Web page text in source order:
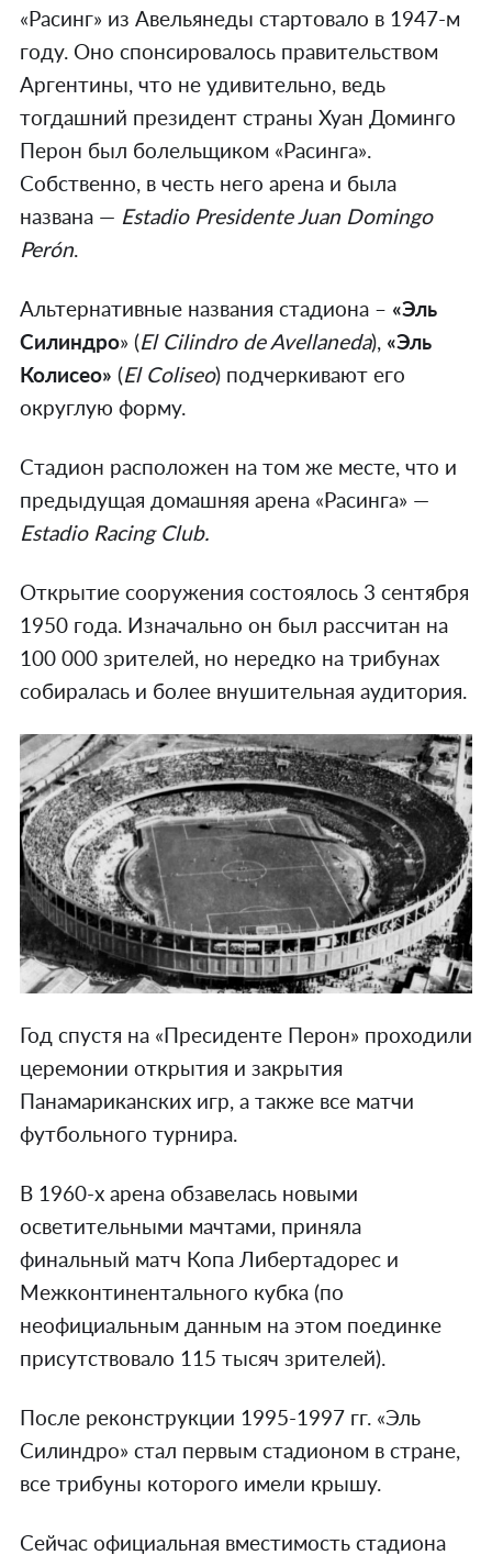
«Расинг» из Авельянеды стартовало в 1947-м
году. Оно спонсировалось правительством
Аргентины, что не удивительно, ведь
тогдашний президент страны Хуан Доминго
Перон был болельщиком «Расинга».
Собственно, в честь него арена и была
названа — Estadio Presidente Juan Domingo
Perón.
Альтернативные названия стадиона – «Эль
Силиндро» (El Cilindro de Avellaneda), «Эль
Колисео» (El Coliseo) подчеркивают его
округлую форму.
Стадион расположен на том же месте, что и
предыдущая домашняя арена «Расинга» —
Estadio Racing Club.
Открытие сооружения состоялось 3 сентября
1950 года. Изначально он был рассчитан на
100 000 зрителей, но нередко на трибунах
собиралась и более внушительная аудитория.
Год спустя на «Пресиденте Перон» проходили
церемонии открытия и закрытия
Панамариканских игр, а также все матчи
футбольного турнира.
В 1960-х арена обзавелась новыми
осветительными мачтами, приняла
финальный матч Копа Либертадорес и
Межконтинентального кубка (по
неофициальным данным на этом поединке
присутствовало 115 тысяч зрителей).
После реконструкции 1995-1997 гг. «Эль
Силиндро» стал первым стадионом в стране,
все трибуны которого имели крышу.
Сейчас официальная вместимость стадиона